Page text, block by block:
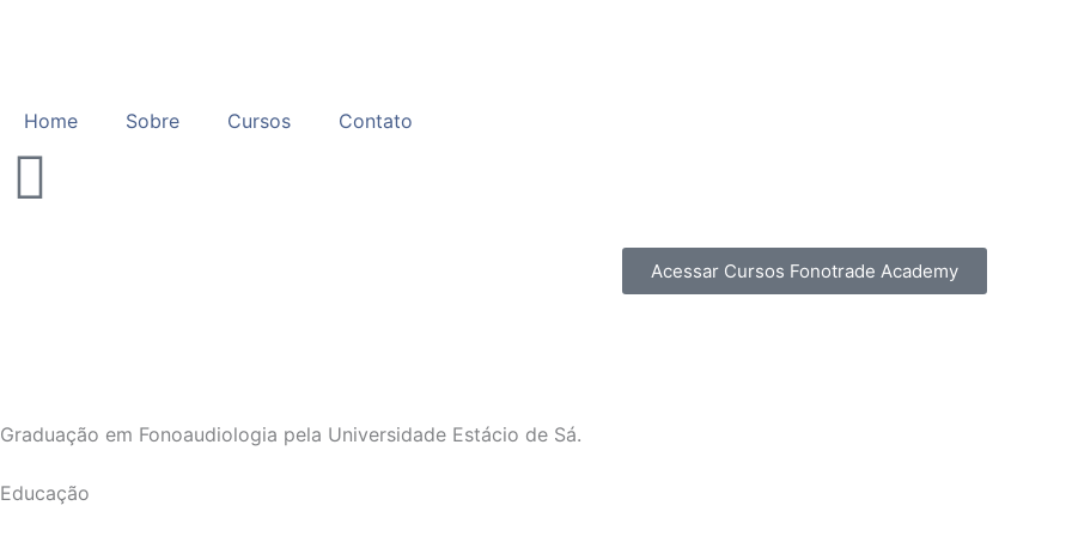
conteúdo
Home Sobre Cursos Contato
Acessar Cursos Fonotrade Academy
Graduação em Fonoaudiologia pela Universidade Estácio de Sá.
Educação